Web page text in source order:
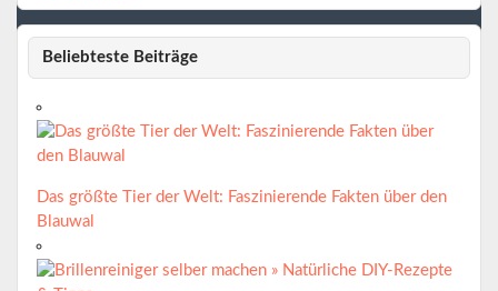
Beliebteste Beiträge
Das größte Tier der Welt: Faszinierende Fakten über den
Blauwal